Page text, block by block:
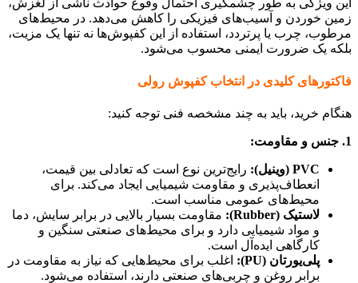
این ویژگی به طور چشمگیری احتمال وقوع حوادث ناشی از لغزش،
زمین خوردن و آسیب‌های فیزیکی را کاهش می‌دهد. در محیط‌های
مرطوب، چرب یا پرتردد، استفاده از این کفپوش‌ها نه تنها یک مزیت،
بلکه یک ضرورت ایمنی محسوب می‌شود.
فاکتورهای کلیدی در انتخاب کفپوش رولی
هنگام خرید، باید به چند مشخصه فنی توجه کنید:
1. جنس و مقاومت:
PVC (وینیل):
رایج‌ترین نوع است که تعادلی بین قیمت،
انعطاف‌پذیری و مقاومت شیمیایی ایجاد می‌کند. برای
محیط‌های عمومی مناسب است.
لاستیک (Rubber):
مقاومت بسیار بالایی در برابر سایش، دما
و مواد شیمیایی دارد و برای محیط‌های صنعتی سنگین و
کارگاهی ایده‌آل است.
پلی‌یورتان (PU):
اغلب برای محیط‌هایی که نیاز به مقاومت در
برابر روغن و چربی‌های صنعتی دارند، استفاده می‌شود.